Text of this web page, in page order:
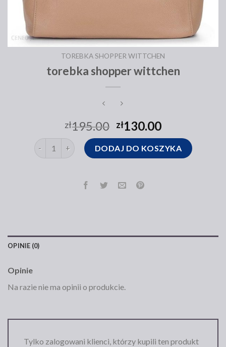
TOREBKA SHOPPER WITTCHEN
torebka shopper wittchen
zł195.00 zł130.00
ilość torebka shopper wittchenDODAJ DO KOSZYKA
OPINIE (0)
Opinie
Na razie nie ma opinii o produkcie.
Tylko zalogowani klienci, którzy kupili ten produkt